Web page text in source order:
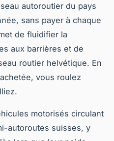
autoroutier du pays
sans payer à chaque
de fluidifier la
aux barrières et de
routier helvétique. En
vous roulez
motorisés circulant
autoroutes suisses, y